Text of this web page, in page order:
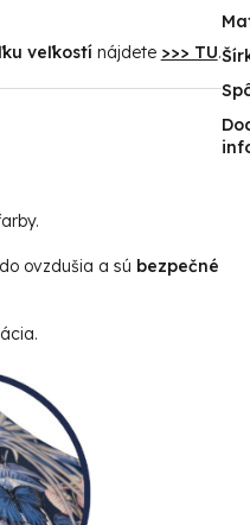
veľkostínájdete >>> TU.
ovzdušia a sú bezpečné